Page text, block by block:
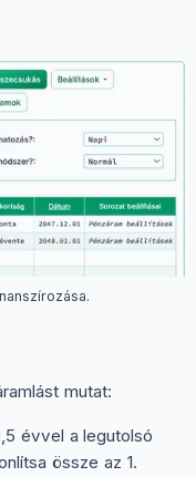
mutat:
évvel a legutolsó
össze az 1.